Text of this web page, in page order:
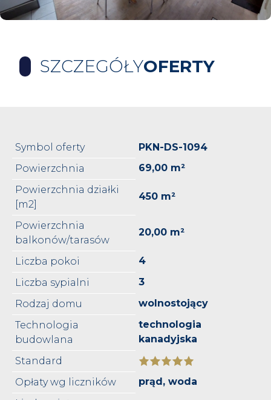
SZCZEGÓŁYOFERTY
Symbol oferty
PKN-DS-1094
Powierzchnia
69,00 m²
Powierzchnia działki
[m2]
450 m²
Powierzchnia
balkonów/tarasów
20,00 m²
Liczba pokoi
4
Liczba sypialni
3
Rodzaj domu
wolnostojący
Technologia
budowlana
technologia
kanadyjska
Standard
Opłaty wg liczników
prąd, woda